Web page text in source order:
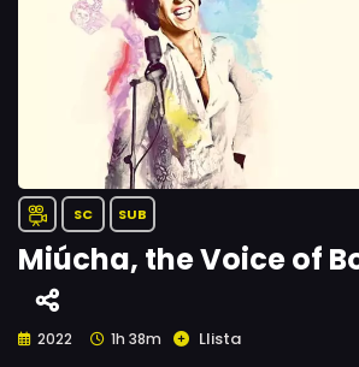
SC SUB
Miúcha, the Voice of
2022 1h 38m Llista